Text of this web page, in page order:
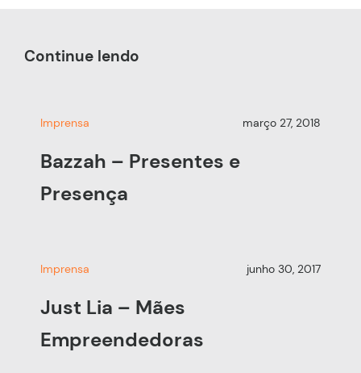
Continue lendo
Imprensa março 27, 2018
Bazzah – Presentes e
Presença
Imprensa junho 30, 2017
Just Lia – Mães
Empreendedoras